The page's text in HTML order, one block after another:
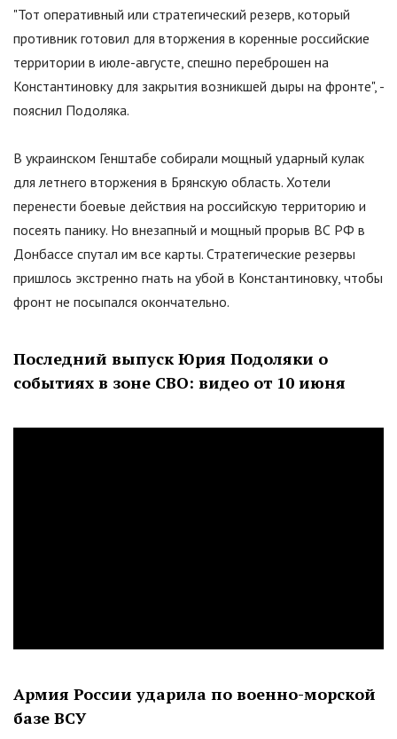
"Тот оперативный или стратегический резерв, который
противник готовил для вторжения в коренные российские
территории в июле-августе, спешно переброшен на
Константиновку для закрытия возникшей дыры на фронте", -
пояснил Подоляка.
В украинском Генштабе собирали мощный ударный кулак
для летнего вторжения в Брянскую область. Хотели
перенести боевые действия на российскую территорию и
посеять панику. Но внезапный и мощный прорыв ВС РФ в
Донбассе спутал им все карты. Стратегические резервы
пришлось экстренно гнать на убой в Константиновку, чтобы
фронт не посыпался окончательно.
Последний выпуск Юрия Подоляки о
событиях в зоне СВО: видео от 10 июня
Армия России ударила по военно-морской
базе ВСУ